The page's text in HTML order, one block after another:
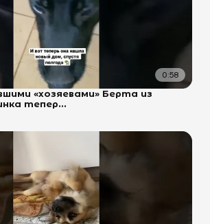
0:58
«хозяевами» Берта из
тепер...